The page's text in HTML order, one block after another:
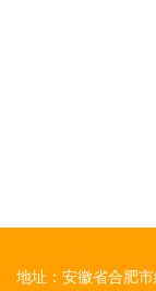
地址：安徽省合肥